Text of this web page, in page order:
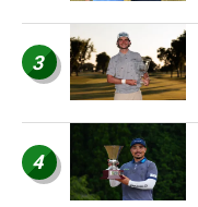
3
4